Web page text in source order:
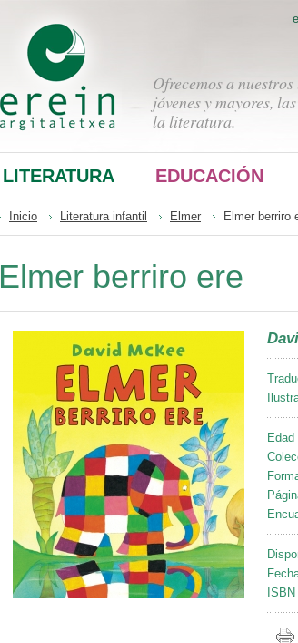
Ofrecemos a
jóvenes y mayores,
la literatura.
LITERATURA EDUCACIÓN
Inicio Literatura infantil Elmer Elmer berriro
Elmer berriro ere